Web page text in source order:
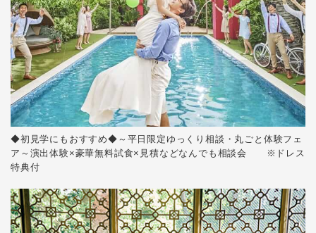
◆初見学にもおすすめ◆～平日限定ゆっくり相談・丸ごと体験フェ
ア～演出体験×豪華無料試食×見積などなんでも相談会 ※ドレス
特典付